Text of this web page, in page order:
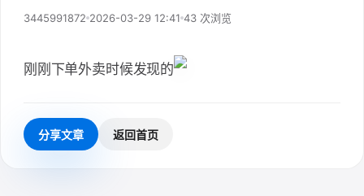
3445991872 2026-03-29 12:41 43 次浏览
刚刚下单外卖时候发现的
分享文章 返回首页